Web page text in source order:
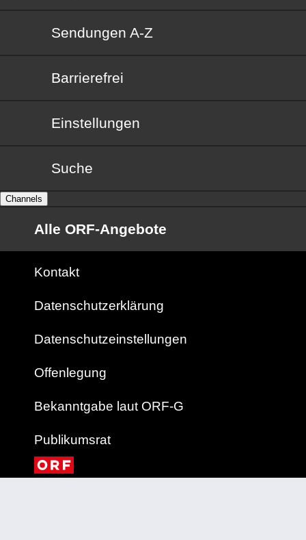
Sendungen von A bis Z
Sendungen A-Z
Barrierefrei
Barrierefrei
Einstellungen
Suche
Channels
Alle ORF-Angebote
Kontakt
Datenschutzerklärung
Datenschutzeinstellungen
Offenlegung
Bekanntgabe laut ORF-G
Publikumsrat